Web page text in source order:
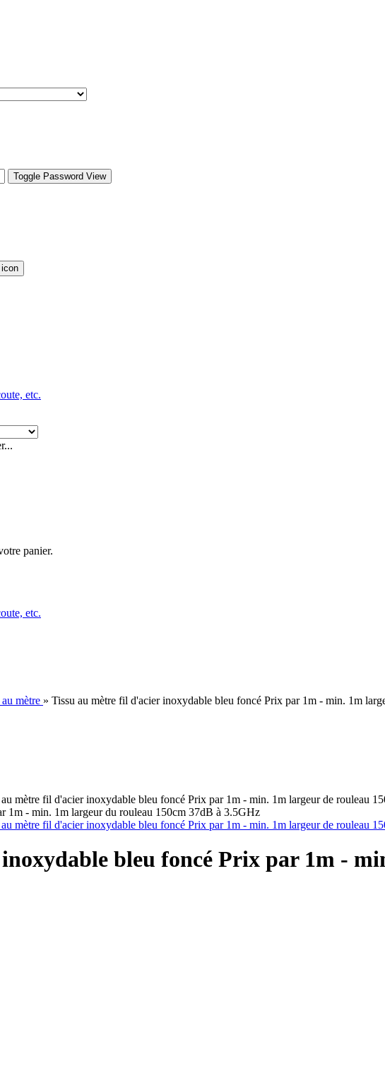
Toggle Password View
etc.
panier.
etc.
mètre » Tissu au mètre fil d'acier inoxydable bleu foncé Prix par 1m - min. 1m
1m - min. 1m largeur du rouleau 150cm 37dB à 3.5GHz
bleu foncé Prix par 1m -